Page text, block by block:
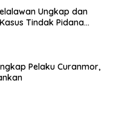
Ungkap dan
Tindak Pidana
Pelaku Curanmor,